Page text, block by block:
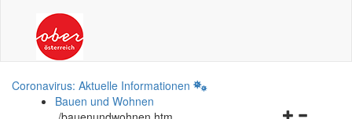
Coronavirus: Aktuelle Informationen
Bauen und Wohnen